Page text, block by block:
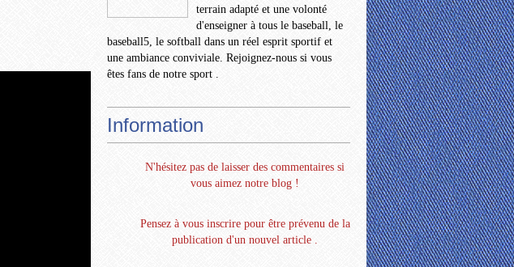
terrain adapté et une volonté
d'enseigner à tous le baseball, le
baseball5, le softball dans un réel esprit sportif et
une ambiance conviviale. Rejoignez-nous si vous
êtes fans de notre sport .
Information
N'hésitez pas de laisser des commentaires si
vous aimez notre blog !
Pensez à vous inscrire pour être prévenu de la
publication d'un nouvel article .